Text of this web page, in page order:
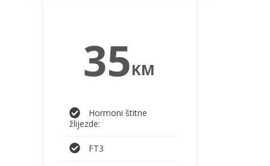
35KM
Hormoni štitne
žlijezde:
FT3